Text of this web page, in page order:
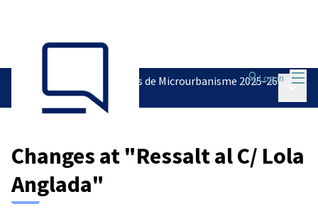
Log in
Pressupostos Participatius de Microurbanisme 2025-26
Recollida de propostes
Main
Changes at "Ressalt al C/ Lola
Anglada"